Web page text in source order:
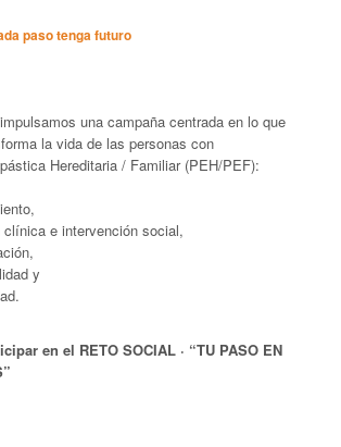
paso tenga futuro
una campaña centrada en lo que
la vida de las personas con
Hereditaria / Familiar (PEH/PEF):
clínica e intervención social,
y
en el RETO SOCIAL · “TU PASO EN